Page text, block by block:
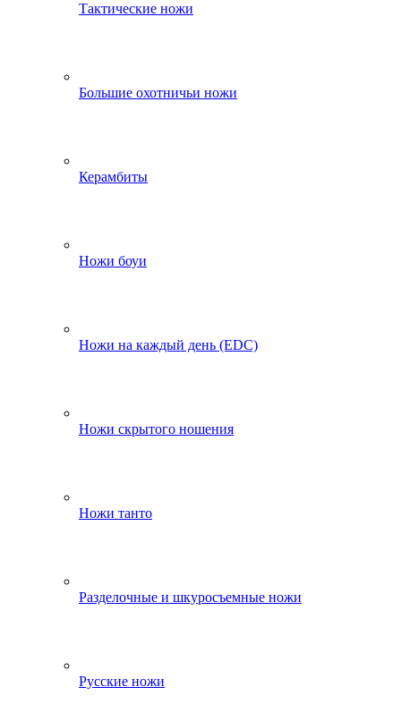
Тактические ножи
Большие охотничьи ножи
Керамбиты
Ножи боуи
Ножи на каждый день (EDC)
Ножи скрытого ношения
Ножи танто
Разделочные и шкуросъемные ножи
Русские ножи